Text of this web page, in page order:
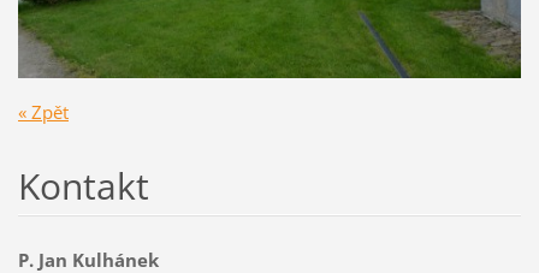
« Zpět
Kontakt
P. Jan Kulhánek